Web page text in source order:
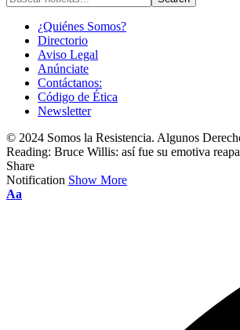
¿Quiénes Somos?
Directorio
Aviso Legal
Anúnciate
Contáctanos:
Código de Ética
Newsletter
© 2024 Somos la Resistencia. Algunos
Reading: Bruce Willis: así fue su emotiva
Share
Notification Show More
Font
Aa